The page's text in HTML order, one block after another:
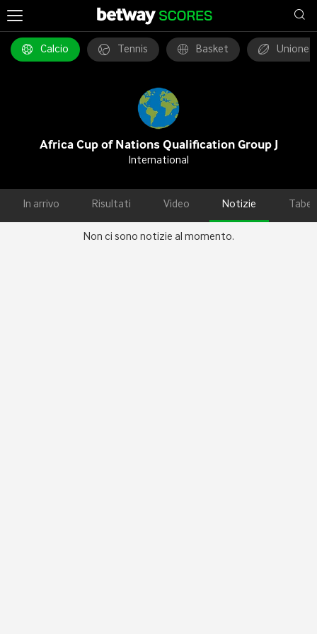
Calcio Tennis Basket Unione
Africa Cup of Nations Qualification Group J
International
In arrivo Risultati Video Notizie
Non ci sono notizie al momento.